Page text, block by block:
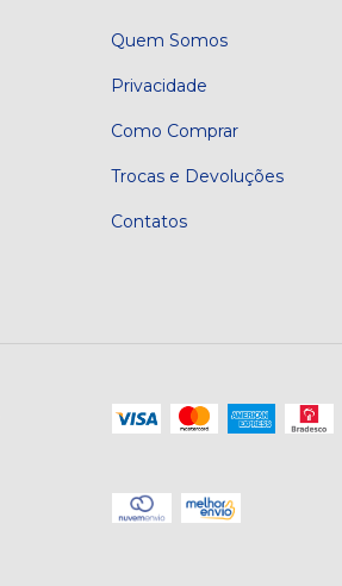
Quem Somos
Privacidade
Como Comprar
Trocas e Devoluções
Contatos